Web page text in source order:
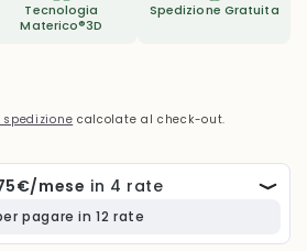
Tecnologia
Materico®3D
Spedizione Gratuita
spedizione calcolate al check-out.